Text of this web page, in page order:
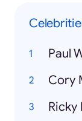
Paul
Cory
Ricky